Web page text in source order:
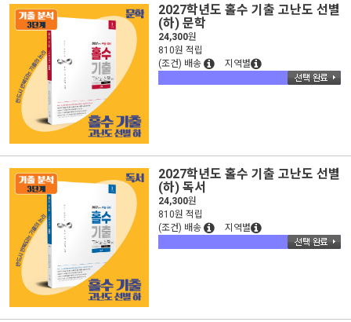
2027학년도 홀수 기출 고난도 선별
(하) 문학
24,300원
810원 적립
(조건) 배송
지역별
2027학년도 홀수 기출 고난도 선별
(하) 독서
24,300원
810원 적립
(조건) 배송
지역별